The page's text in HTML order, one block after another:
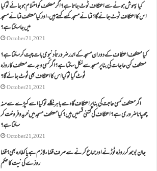
کیا بیہوش ہونے سے اعتکاف ٹوٹ جاتا ہے؟ اگر معتکف کو احتلام ہو جائے تو کیا
اس کا اعتکاف ٹوٹ جائے گا؟فنائے مسجد کسے کہتے ہیں ، اور کیا معتکف فنائے مسجد
میں جا سکتا ہے؟
October 21, 2021
کیا معتکف اعتکاف کے دوران مسجد کے اندر ضرورتاً دنیوی بات چیت کر سکتا ہے؟
معتکف کن حاجات کی بنا پر مسجد سے نکل سکتا ہے؟ اگر کسی وجہ سے معتکف کا روزہ
ٹوٹ گیا تو کیا اس کا اعتکاف بھی ٹوٹ جائے گا؟
October 21, 2021
اگر معتکف کسی حاجت کی بنا پر اعتکاف گاہ سے باہر نکلے تو کیا اسے کپڑے سے منہ
چھپانا ضروری ہے؟اعتکاف کی کتنی قسمیں ہیں؟کیا معتکف مسجد میں خرید و فروخت کر
سکتا ہے؟
October 21, 2021
جان بوجھ کر روزہ ٹوڑنے اور جماع کرنے سے صرف قضاء لازم ہے یا کفارہ بھی؟ قضا
روزے کی نیت کا حکم